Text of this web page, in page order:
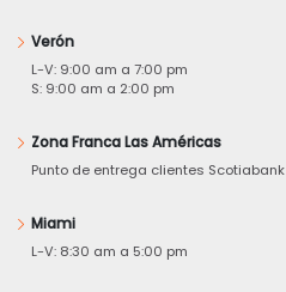
Verón
L-V: 9:00 am a 7:00 pm
S: 9:00 am a 2:00 pm
Zona Franca Las Américas
Punto de entrega clientes Scotiabank
Miami
L-V: 8:30 am a 5:00 pm